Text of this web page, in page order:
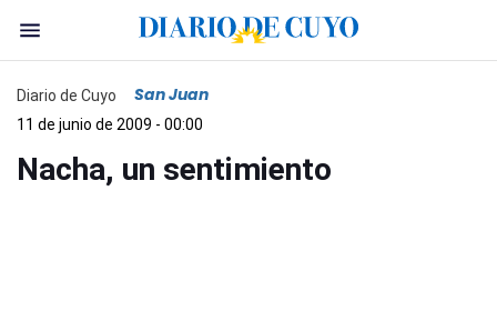
Diario de Cuyo San Juan
11 de junio de 2009 - 00:00
Nacha, un sentimiento